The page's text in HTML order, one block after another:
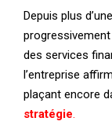
Depuis plus
des services
l’entreprise
plaçant encore
stratégie.